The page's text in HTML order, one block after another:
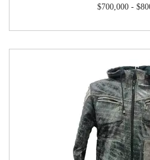
$700,000 - $